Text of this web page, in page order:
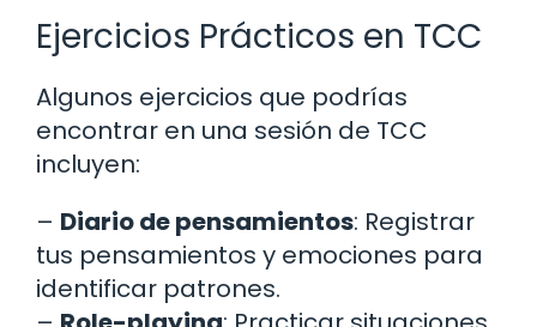
Ejercicios Prácticos en TCC
Algunos ejercicios que podrías
encontrar en una sesión de TCC
incluyen:
– Diario de pensamientos: Registrar
tus pensamientos y emociones para
identificar patrones.